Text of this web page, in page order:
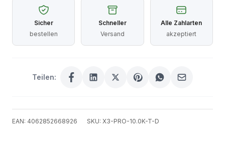
Sicher
bestellen
Schneller
Versand
Alle Zahlarten
akzeptiert
Teilen:
EAN: 4062852668926 SKU: X3-PRO-10.0K-T-D